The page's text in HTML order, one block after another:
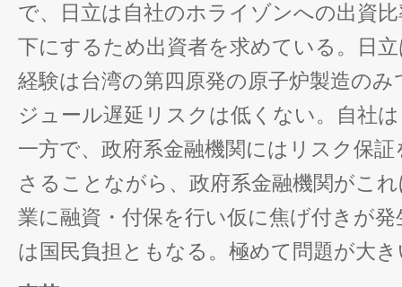
で、日立は自社のホライゾンへの出資
下にするため出資者を求めている。日
経験は台湾の第四原発の原子炉製造の
ジュール遅延リスクは低くない。自社
一方で、政府系金融機関にはリスク保
さることながら、政府系金融機関がこ
業に融資・付保を行い仮に焦げ付きが
は国民負担ともなる。極めて問題が大